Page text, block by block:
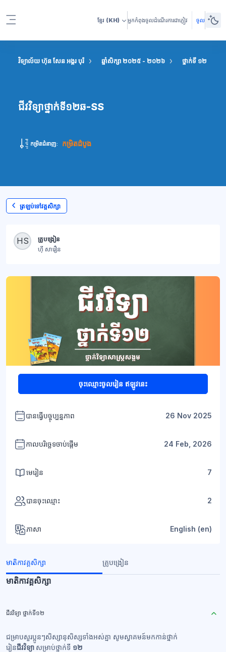
ខ្មែរ (KH) អ្នកកំពុងចូលដំណើរការជាភ្ញៀវ ចូល
វិទ្យាល័យ ហ៊ុន សែន អង្គរ បុរី ឆ្នាំសិក្សា ២០២៥ - ២០២៦ ថ្នាក់ទី ១២ វិទ្យាស
ជីវវិទ្យាថ្នាក់ទី១២ឆ-SS
កម្រិតជំនាញ: កម្រិតដំបូង
ត្រឡប់ទៅវគ្គសិក្សា
ប្លុក HS
គ្រូបង្រៀន
ហ៊ី សារឿន
ចុះឈ្មោះចូលរៀន ឥឡូវនេះ
បានធ្វើបច្ចុប្បន្នភាព 26 Nov 2025
កាលបរិច្ឆេទចាប់ផ្តើម 24 Feb, 2026
មេរៀន 7
បានចុះឈ្មោះ 2
ភាសា English ‎(en)‎
មាតិកាវគ្គសិក្សា គ្រូបង្រៀន
មាតិកាវគ្គសិក្សា
ជីវវិទ្យា ថ្នាក់ទី១២
ជម្រាបសួរប្អូនៗសិស្សានុសិស្សទាំងអស់គ្នា សូមស្វាគមន៍មកកាន់ថ្នាក់
រៀនជីវវិទ្យា សម្រាប់ថ្នាក់ទី ១២